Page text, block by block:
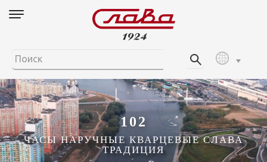
102
ЧАСЫ НАРУЧНЫЕ КВАРЦЕВЫЕ СЛАВА
ТРАДИЦИЯ